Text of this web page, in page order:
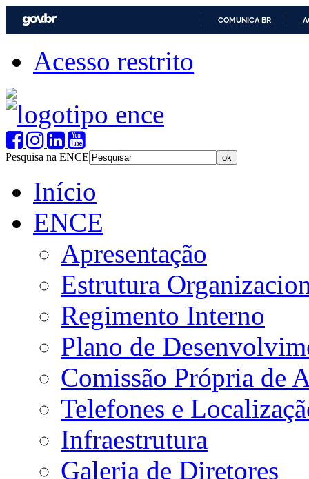
COMUNICA BR
Acesso restrito
Pesquisa na ENCE
Início
ENCE
Apresentação
Estrutura
Regimento Interno
Plano de
Comissão Própria de
Telefones e
Infraestrutura
Galeria de Diretores